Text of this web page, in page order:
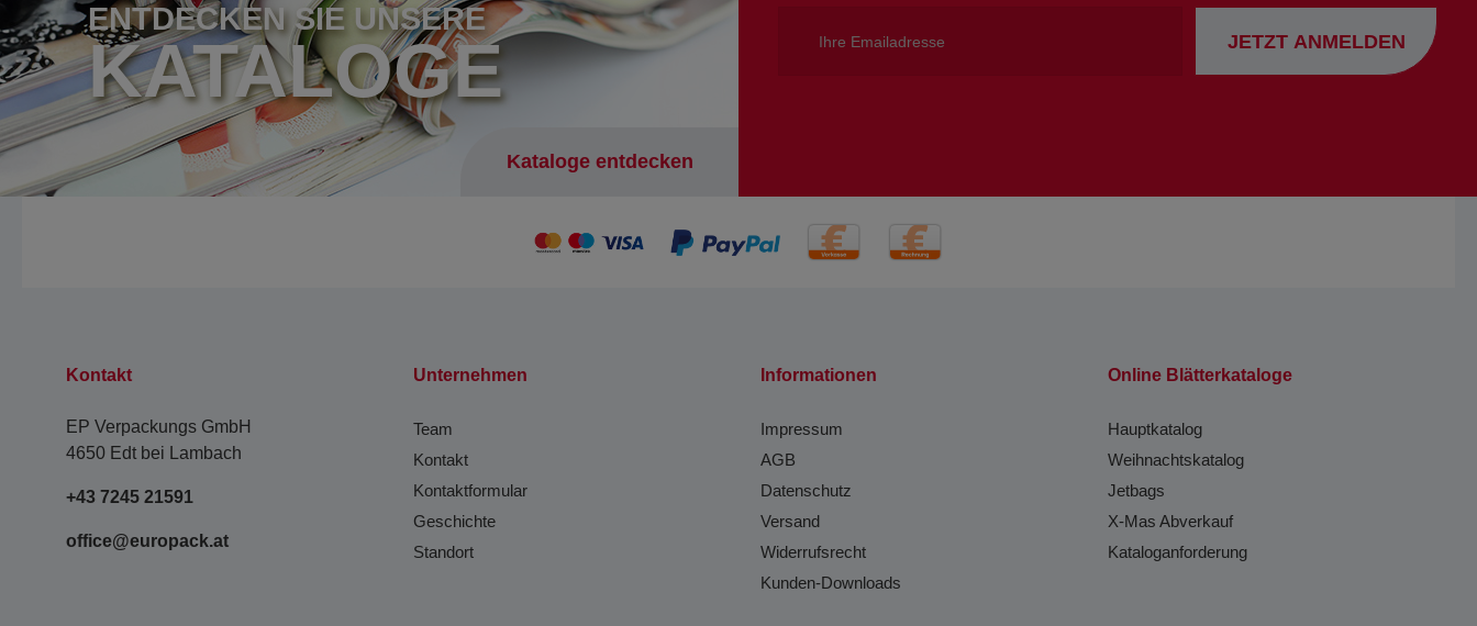
ENTDECKEN SIE UNSERE
KATALOGE
Kataloge entdecken
JETZT ANMELDEN
Kontakt
EP Verpackungs GmbH
4650 Edt bei Lambach
+43 7245 21591
office@europack.at
Unternehmen
Team
Kontakt
Kontaktformular
Geschichte
Standort
Informationen
Impressum
AGB
Datenschutz
Versand
Widerrufsrecht
Kunden-Downloads
Online Blätterkataloge
Hauptkatalog
Weihnachtskatalog
Jetbags
X-Mas Abverkauf
Kataloganforderung